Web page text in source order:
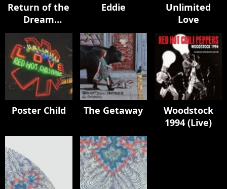
Return of the
Dream
Canteen
Eddie
Unlimited
Love
Poster Child The Getaway
Woodstock
1994 (Live)